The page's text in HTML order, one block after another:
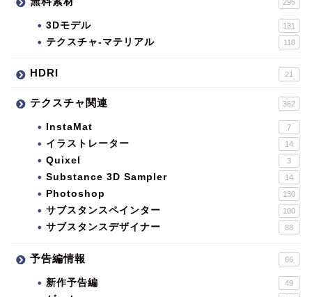
295
3Dモデル 131
テクスチャ-マテリアル 118
HDRI 21
テクスチャ関連 362
InstaMat 7
イラストレーター 14
Quixel 3
Substance 3D Sampler 14
Photoshop 130
サブスタンスペインター 100
サブスタンスデザイナー 88
予告編情報 66
新作予告編 49